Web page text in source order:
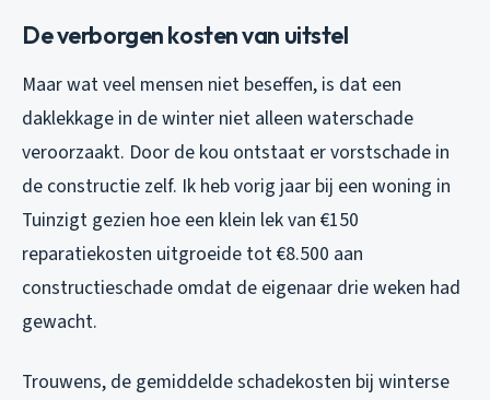
De verborgen kosten van uitstel
Maar wat veel mensen niet beseffen, is dat een
daklekkage in de winter niet alleen waterschade
veroorzaakt. Door de kou ontstaat er vorstschade in
de constructie zelf. Ik heb vorig jaar bij een woning in
Tuinzigt gezien hoe een klein lek van €150
reparatiekosten uitgroeide tot €8.500 aan
constructieschade omdat de eigenaar drie weken had
gewacht.
Trouwens, de gemiddelde schadekosten bij winterse